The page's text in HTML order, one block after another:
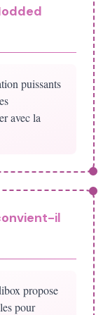
puissants
avec la
il
propose
pour